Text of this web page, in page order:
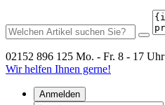
02152 896 125 Mo. - Fr. 8 - 17 Uhr
Wir helfen Ihnen gerne!
Anmelden